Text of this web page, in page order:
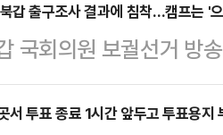
령으로서 사죄하고, 중
다"고 밝혔다.배현진
위는 이 사건 대해 갑
일도 아닌 듯한 입장
갑 출구조사 결과에 침착…캠프는 '
국회의원 보궐선거 방
동훈 무소속 후보가 초
착한 표정으로 방송을
서 투표 종료 1시간 앞두고 투표용